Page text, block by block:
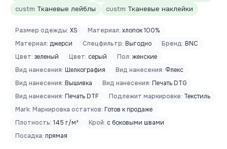
custm Тканевые лейблы custm Тканевые наклейки
Размер одежды: XS Материал: хлопок 100%
Материал: джерси Спецфильтр: Выгодно Бренд: BNC
Цвет: зеленый Цвет: серый Пол: женские
Вид нанесения: Шелкография Вид нанесения: Флекс
Вид нанесения: Вышивка Вид нанесения: Печать DTG
Вид нанесения: Печать DTF Подлежит маркировке: Текстиль
Mark: Маркировка остатков: Готов к продаже
Плотность: 145 г/м² Крой: с боковыми швами
Посадка: прямая